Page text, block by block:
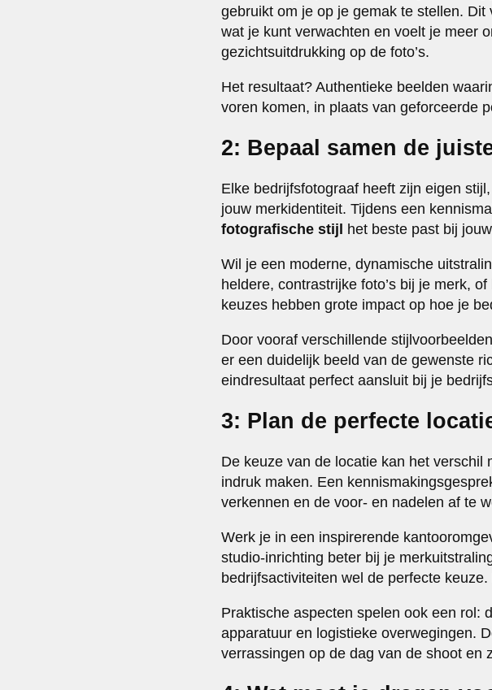
gebruikt om je op je gemak te stellen.
wat je kunt verwachten en voelt je meer
gezichtsuitdrukking op de foto’s.
Het resultaat? Authentieke beelden
voren komen, in plaats van geforceerde
2: Bepaal samen de
Elke bedrijfsfotograaf heeft zijn eigen
jouw merkidentiteit. Tijdens een
fotografische stijl
het beste past bij
Wil je een moderne, dynamische
heldere, contrastrijke foto’s bij je merk,
keuzes hebben grote impact op hoe je
Door vooraf verschillende
er een duidelijk beeld van de gewenste
eindresultaat perfect aansluit bij je
3: Plan de perfecte
De keuze van de locatie kan het verschil
indruk maken. Een
verkennen en de voor- en nadelen af te
Werk je in een inspirerende
studio-inrichting beter bij je
bedrijfsactiviteiten wel de perfecte
Praktische aspecten spelen ook een rol:
apparatuur en logistieke overwegingen.
verrassingen op de dag van de shoot en